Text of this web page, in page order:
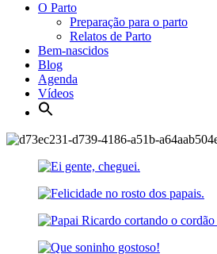
O Parto
Preparação para o parto
Relatos de Parto
Bem-nascidos
Blog
Agenda
Vídeos